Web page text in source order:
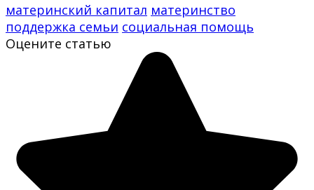
материнский капитал материнство
поддержка семьи социальная помощь
Оцените статью